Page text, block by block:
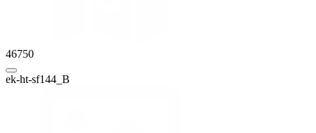
46750
ek-ht-sf144_B